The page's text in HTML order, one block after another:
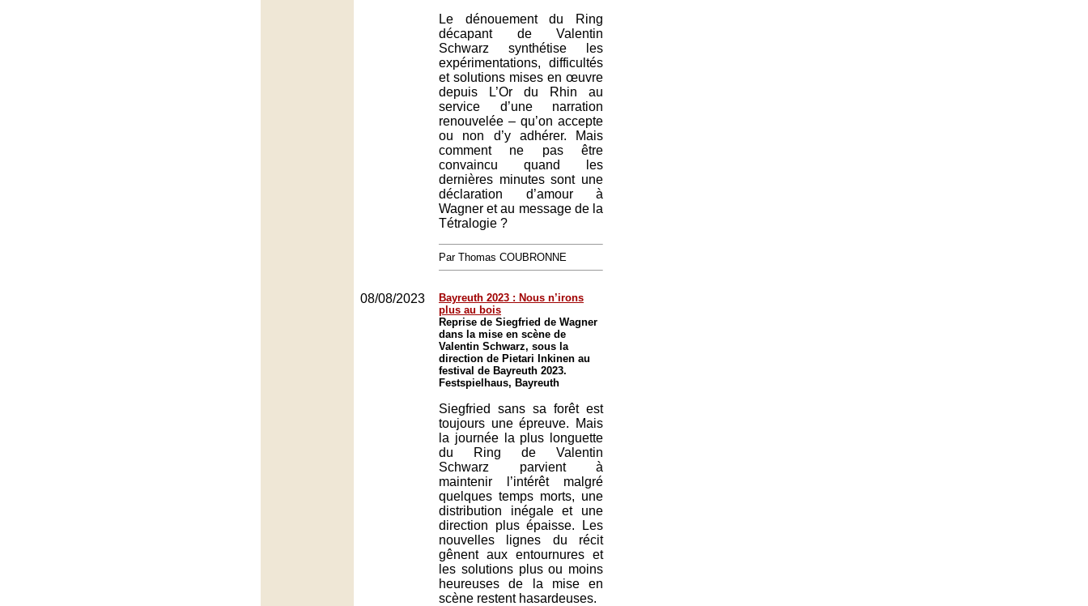
Le dénouement du Ring
décapant de Valentin
Schwarz synthétise les
expérimentations, difficultés
et solutions mises en œuvre
depuis L’Or du Rhin au
service d’une narration
renouvelée – qu’on accepte
ou non d’y adhérer. Mais
comment ne pas être
convaincu quand les
dernières minutes sont une
déclaration d’amour à
Wagner et au message de la
Tétralogie ?
Par Thomas COUBRONNE
08/08/2023
Bayreuth 2023 : Nous n’irons
plus au bois
Reprise de Siegfried de Wagner
dans la mise en scène de
Valentin Schwarz, sous la
direction de Pietari Inkinen au
festival de Bayreuth 2023.
Festspielhaus, Bayreuth
Siegfried sans sa forêt est
toujours une épreuve. Mais
la journée la plus longuette
du Ring de Valentin
Schwarz parvient à
maintenir l’intérêt malgré
quelques temps morts, une
distribution inégale et une
direction plus épaisse. Les
nouvelles lignes du récit
gênent aux entournures et
les solutions plus ou moins
heureuses de la mise en
scène restent hasardeuses.